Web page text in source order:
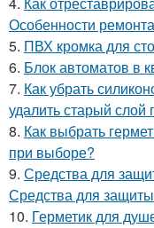
Особенности
5. ПВХ кромка для
6. Блок автоматов в
7. Как убрать
удалить старый слой
8. Как выбрать
при выборе?
9. Средства для
Средства для защиты
10. Герметик для